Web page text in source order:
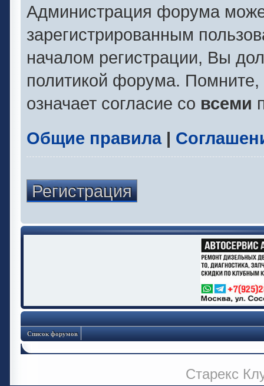
Администрация форума
зарегистрированным
началом регистрации, Вы
политикой форума.
означает согласие со всеми
Общие правила|
Регистрация
Список форумов
Старекс